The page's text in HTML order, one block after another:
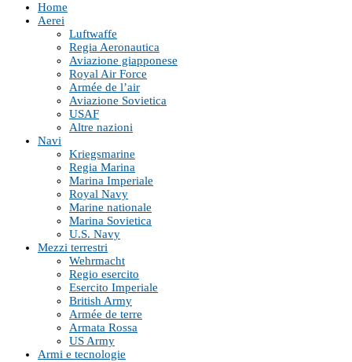
Home
Aerei
Luftwaffe
Regia Aeronautica
Aviazione giapponese
Royal Air Force
Armée de l’air
Aviazione Sovietica
USAF
Altre nazioni
Navi
Kriegsmarine
Regia Marina
Marina Imperiale
Royal Navy
Marine nationale
Marina Sovietica
U.S. Navy
Mezzi terrestri
Wehrmacht
Regio esercito
Esercito Imperiale
British Army
Armée de terre
Armata Rossa
US Army
Armi e tecnologie